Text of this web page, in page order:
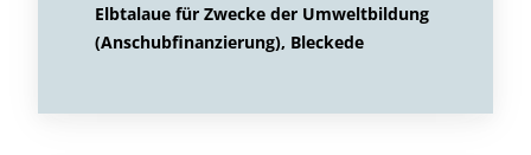
Elbtalaue für Zwecke der Umweltbildung
(Anschubfinanzierung), Bleckede